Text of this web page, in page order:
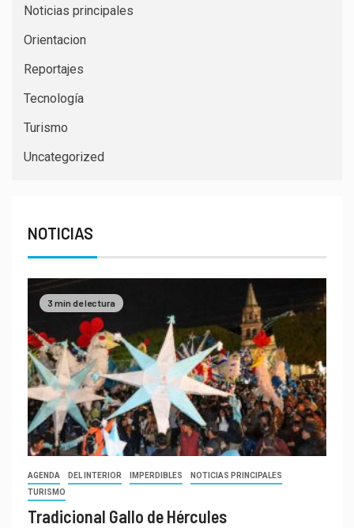
Noticias principales
Orientacion
Reportajes
Tecnología
Turismo
Uncategorized
NOTICIAS
3 min de lectura
AGENDA DEL INTERIOR IMPERDIBLES
NOTICIAS PRINCIPALES
TURISMO
Tradicional Gallo de Hércules